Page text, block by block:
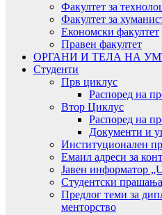
Факултет за
Факултет за
Економски факултет
Правен факултет
ОРГАНИ И ТЕЛА НА
Студенти
Прв циклус
Распоред на
Втор Циклус
Распоред на
Документи и
Институционален
Емаил адреси за
Јавен информатор
Студентски прашања
Предлог теми за
менторство